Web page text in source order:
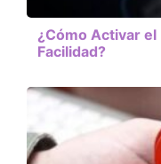
¿Cómo Activar
Facilidad?